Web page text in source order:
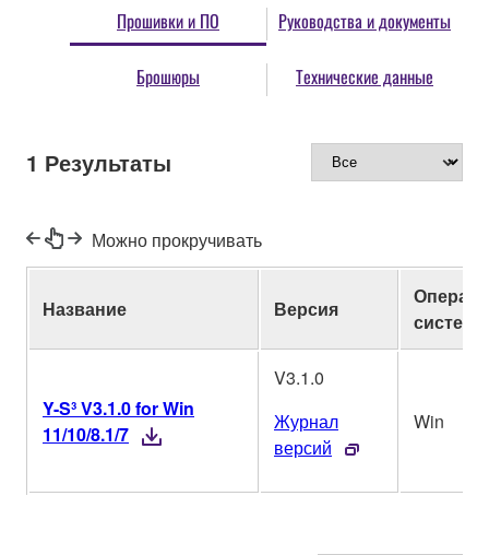
Прошивки и ПО Руководства и документы
Брошюры Технические данные
1 Результаты
Можно прокручивать
Название Версия
система
Y-S³ V3.1.0 for Win
11/10/8.1/7
V3.1.0
Журнал
версий
Win